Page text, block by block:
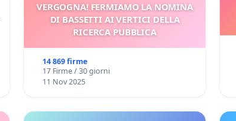
VERGOGNA! FERMIAMO LA NOMINA
DI BASSETTI AI VERTICI DELLA
RICERCA PUBBLICA
14 869 firme
17 Firme / 30 giorni
11 Nov 2025